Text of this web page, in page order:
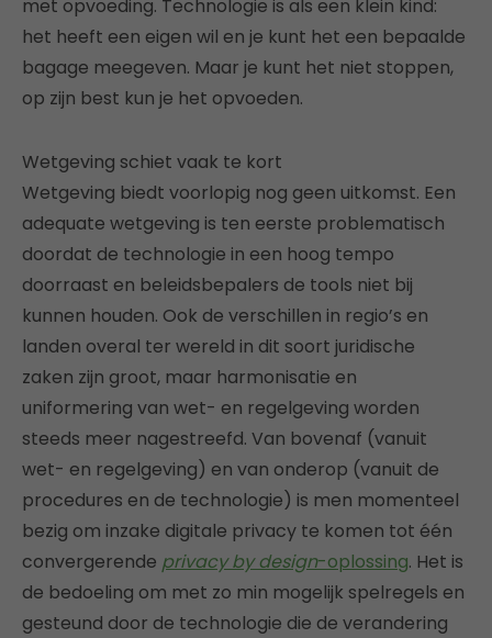
met opvoeding. Technologie is als een klein kind:
het heeft een eigen wil en je kunt het een bepaalde
bagage meegeven. Maar je kunt het niet stoppen,
op zijn best kun je het opvoeden.
Wetgeving schiet vaak te kort
Wetgeving biedt voorlopig nog geen uitkomst. Een
adequate wetgeving is ten eerste problematisch
doordat de technologie in een hoog tempo
doorraast en beleidsbepalers de tools niet bij
kunnen houden. Ook de verschillen in regio’s en
landen overal ter wereld in dit soort juridische
zaken zijn groot, maar harmonisatie en
uniformering van wet- en regelgeving worden
steeds meer nagestreefd. Van bovenaf (vanuit
wet- en regelgeving) en van onderop (vanuit de
procedures en de technologie) is men momenteel
bezig om inzake digitale privacy te komen tot één
convergerende privacy by design-oplossing. Het is
de bedoeling om met zo min mogelijk spelregels en
gesteund door de technologie die de verandering